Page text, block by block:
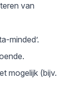
van
minded’.
mogelijk (bijv.